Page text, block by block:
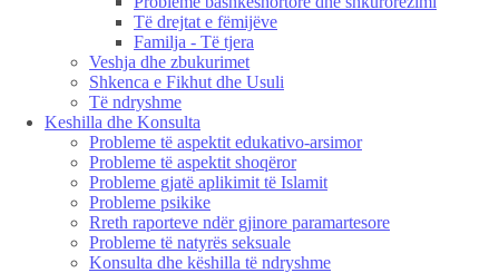
Të drejtat e fëmijëve
Familja - Të tjera
Veshja dhe zbukurimet
Shkenca e Fikhut dhe Usuli
Të ndryshme
Keshilla dhe Konsulta
Probleme të aspektit edukativo-arsimor
Probleme të aspektit shoqëror
Probleme gjatë aplikimit të Islamit
Probleme psikike
Rreth raporteve ndër gjinore paramartesore
Probleme të natyrës seksuale
Konsulta dhe këshilla të ndryshme